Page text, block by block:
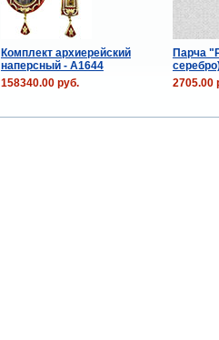
Комплект архиерейский
наперсный - A1644
Парча
158340.00 руб.
2705.00